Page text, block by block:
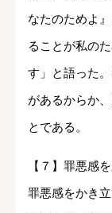
なたのためよ
ることが私の
す」と語った
があるからか
とである。
【７】罪悪感
罪悪感をかき